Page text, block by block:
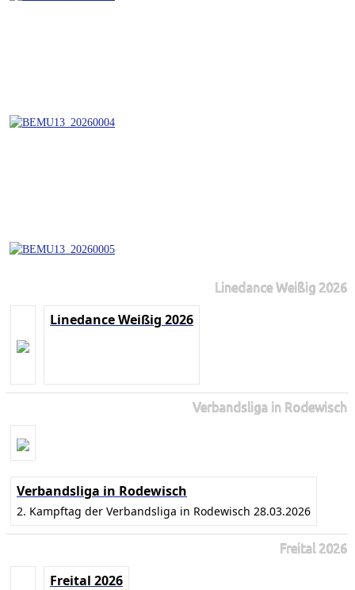
Linedance Weißig 2026
Linedance Weißig 2026
Verbandsliga in Rodewisch
Verbandsliga in Rodewisch
2. Kampftag der Verbandsliga in Rodewisch 28.03.2026
Freital 2026
Freital 2026